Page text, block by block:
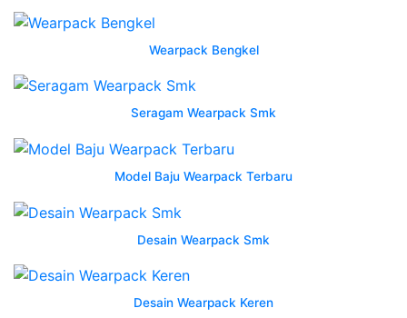
smk
praktek
seragam
smk
promo
kaos
olahraga
Kekinian
Wearpack Bengkel
Seragam Wearpack Smk
Model Baju Wearpack Terbaru
Desain Wearpack Smk
Desain Wearpack Keren